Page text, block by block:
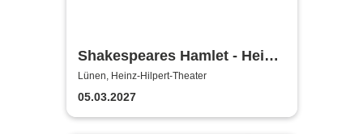
Shakespeares Hamlet - Heinz-
Hilpert-Theater
Lünen, Heinz-Hilpert-Theater
05.03.2027